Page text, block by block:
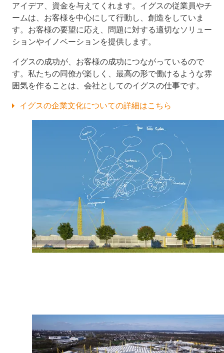
アイデア、資金を与えてくれます。イグスの従業員やチ
ームは、お客様を中心にして行動し、創造をしていま
す。お客様の要望に応え、問題に対する適切なソリュー
ションやイノベーションを提供します。
イグスの成功が、お客様の成功につながっているので
す。私たちの同僚が楽しく、最高の形で働けるような雰
囲気を作ることは、会社としてのイグスの仕事です。
イグスの企業文化についての詳細はこちら